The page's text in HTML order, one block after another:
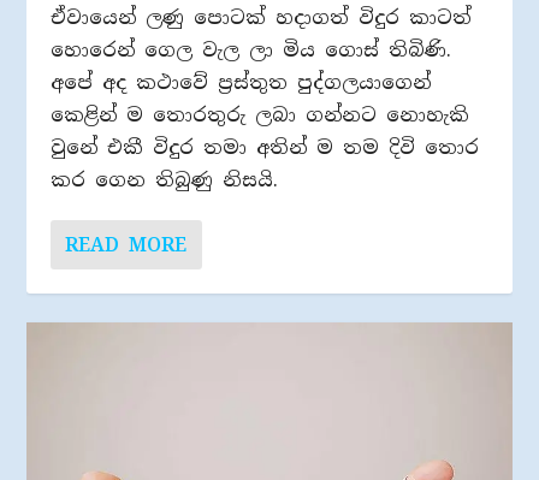
ඒවායෙන් ලණු පොටක් හදාගත් විදුර කාටත්
හොරෙන් ගෙල වැල ලා මිය ගොස් තිබිණි.
අපේ අද කථාවේ ප‍්‍රස්තුත පුද්ගලයාගෙන්
කෙළින් ම තොරතුරු ලබා ගන්නට නොහැකි
වුනේ එකී විදුර තමා අතින් ම තම දිවි තොර
කර ගෙන තිබුණු නිසයි.
READ MORE